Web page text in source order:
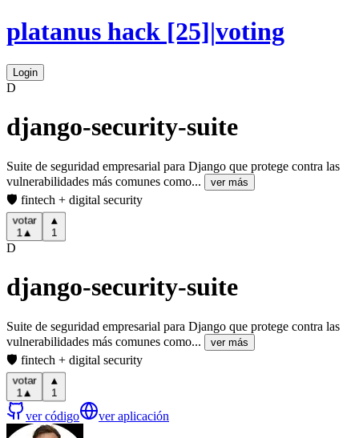
platanus hack [25]|voting
Login
D
django-security-suite
Suite de seguridad empresarial para Django que protege contra las
vulnerabilidades más comunes como...
ver más
🛡️ fintech + digital security
votar
1 ▲
▲
1
D
django-security-suite
Suite de seguridad empresarial para Django que protege contra las
vulnerabilidades más comunes como...
ver más
🛡️ fintech + digital security
votar
1 ▲
▲
1
ver código ver aplicación